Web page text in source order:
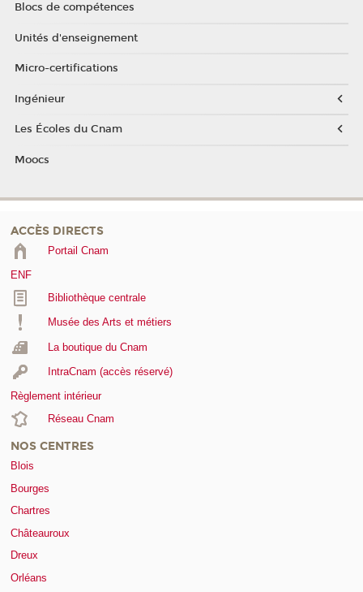
Blocs de compétences
Unités d'enseignement
Micro-certifications
Ingénieur
Les Écoles du Cnam
Moocs
ACCÈS DIRECTS
Portail Cnam
ENF
Bibliothèque centrale
Musée des Arts et métiers
La boutique du Cnam
IntraCnam (accès réservé)
Règlement intérieur
Réseau Cnam
NOS CENTRES
Blois
Bourges
Chartres
Châteauroux
Dreux
Orléans